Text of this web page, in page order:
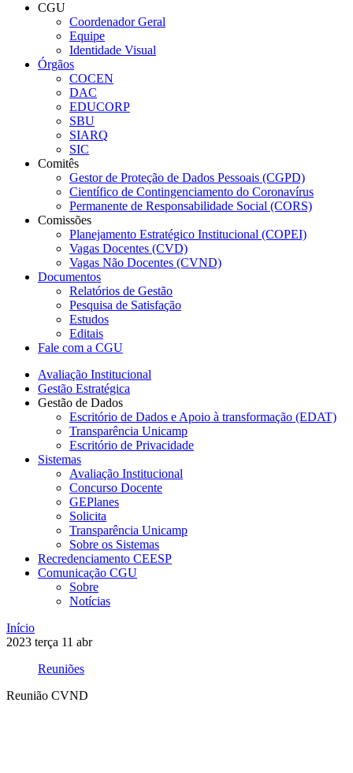
CGU
Coordenador Geral
Equipe
Identidade Visual
Órgãos
COCEN
DAC
EDUCORP
SBU
SIARQ
SIC
Comitês
Gestor de Proteção de Dados Pessoais (CGPD)
Científico de Contingenciamento do Coronavírus
Permanente de Responsabilidade Social (CORS)
Comissões
Planejamento Estratégico Institucional (COPEI)
Vagas Docentes (CVD)
Vagas Não Docentes (CVND)
Documentos
Relatórios de Gestão
Pesquisa de Satisfação
Estudos
Editais
Fale com a CGU
Avaliação Institucional
Gestão Estratégica
Gestão de Dados
Escritório de Dados e Apoio à transformação (EDAT)
Transparência Unicamp
Escritório de Privacidade
Sistemas
Avaliação Institucional
Concurso Docente
GEPlanes
Solicita
Transparência Unicamp
Sobre os Sistemas
Recredenciamento CEESP
Comunicação CGU
Sobre
Notícias
Início
2023 terça 11 abr
Reuniões
Reunião CVND